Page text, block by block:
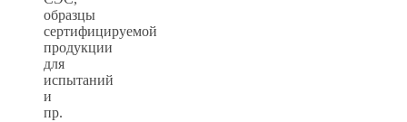
образцы
сертифицируемой
продукции
для
испытаний
и
пр.